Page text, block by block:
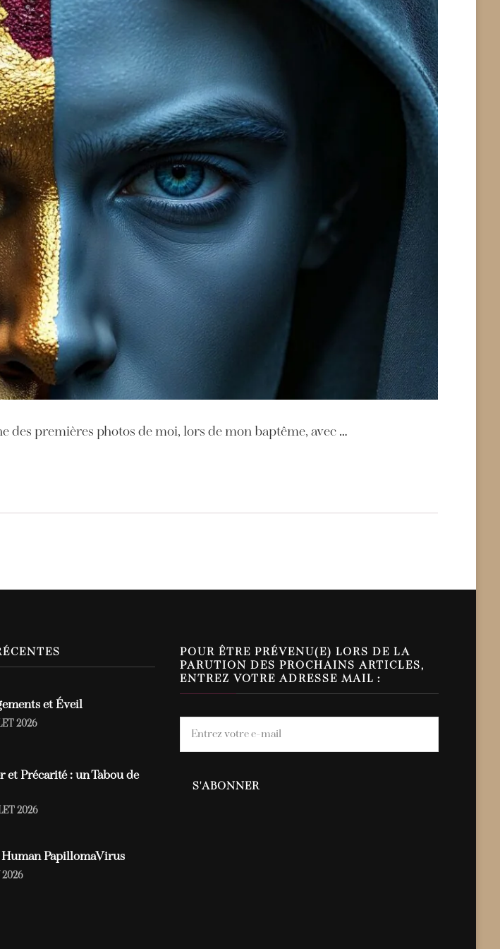
des premières photos de moi, lors de mon baptême, avec …
et Éveil
2026
et Précarité : un Tabou de
2026
PapillomaVirus
2026
POUR ÊTRE PRÉVENU(E) LORS DE LA
PARUTION DES PROCHAINS ARTICLES,
ENTREZ VOTRE ADRESSE MAIL :